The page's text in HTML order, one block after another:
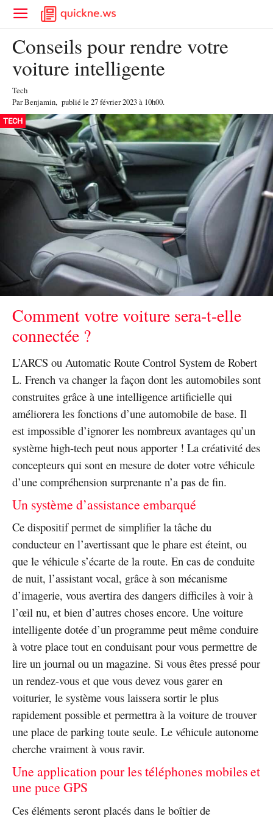
Conseils pour rendre votre
voiture intelligente
Tech
ParBenjamin, publié le 27 février 2023à 10h00.
TECH
Comment votre voiture sera-t-elle
connectée ?
L’ARCS ou Automatic Route Control System de Robert
L. French va changer la façon dont les automobiles sont
construites grâce à une intelligence artificielle qui
améliorera les fonctions d’une automobile de base. Il
est impossible d’ignorer les nombreux avantages qu’un
système high-tech peut nous apporter ! La créativité des
concepteurs qui sont en mesure de doter votre véhicule
d’une compréhension surprenante n’a pas de fin.
Un système d’assistance embarqué
Ce dispositif permet de simplifier la tâche du
conducteur en l’avertissant que le phare est éteint, ou
que le véhicule s’écarte de la route. En cas de conduite
de nuit, l’assistant vocal, grâce à son mécanisme
d’imagerie, vous avertira des dangers difficiles à voir à
l’œil nu, et bien d’autres choses encore. Une voiture
intelligente dotée d’un programme peut même conduire
à votre place tout en conduisant pour vous permettre de
lire un journal ou un magazine. Si vous êtes pressé pour
un rendez-vous et que vous devez vous garer en
voiturier, le système vous laissera sortir le plus
rapidement possible et permettra à la voiture de trouver
une place de parking toute seule. Le véhicule autonome
cherche vraiment à vous ravir.
Une application pour les téléphones mobiles et
une puce GPS
Ces éléments seront placés dans le boîtier de